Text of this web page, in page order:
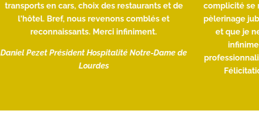
transports en cars, choix des restaurants et de
l'hôtel. Bref, nous revenons comblés et
reconnaissants. Merci infiniment.
Daniel Pezet Président Hospitalité Notre-Dame de
Lourdes
complicité se
pèlerinage
et que je